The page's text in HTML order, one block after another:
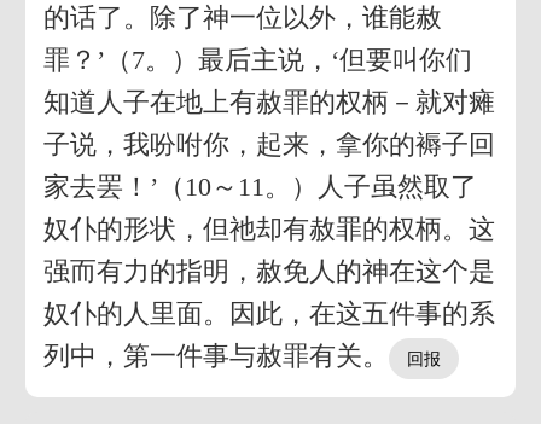
的话了。除了神一位以外，谁能赦
罪？’（7。）最后主说，‘但要叫你们
知道人子在地上有赦罪的权柄－就对瘫
子说，我吩咐你，起来，拿你的褥子回
家去罢！’（10～11。）人子虽然取了
奴仆的形状，但祂却有赦罪的权柄。这
强而有力的指明，赦免人的神在这个是
奴仆的人里面。因此，在这五件事的系
列中，第一件事与赦罪有关。